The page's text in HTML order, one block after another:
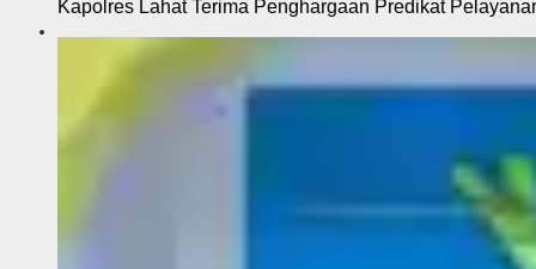
Kapolres Lahat Terima Penghargaan Predikat